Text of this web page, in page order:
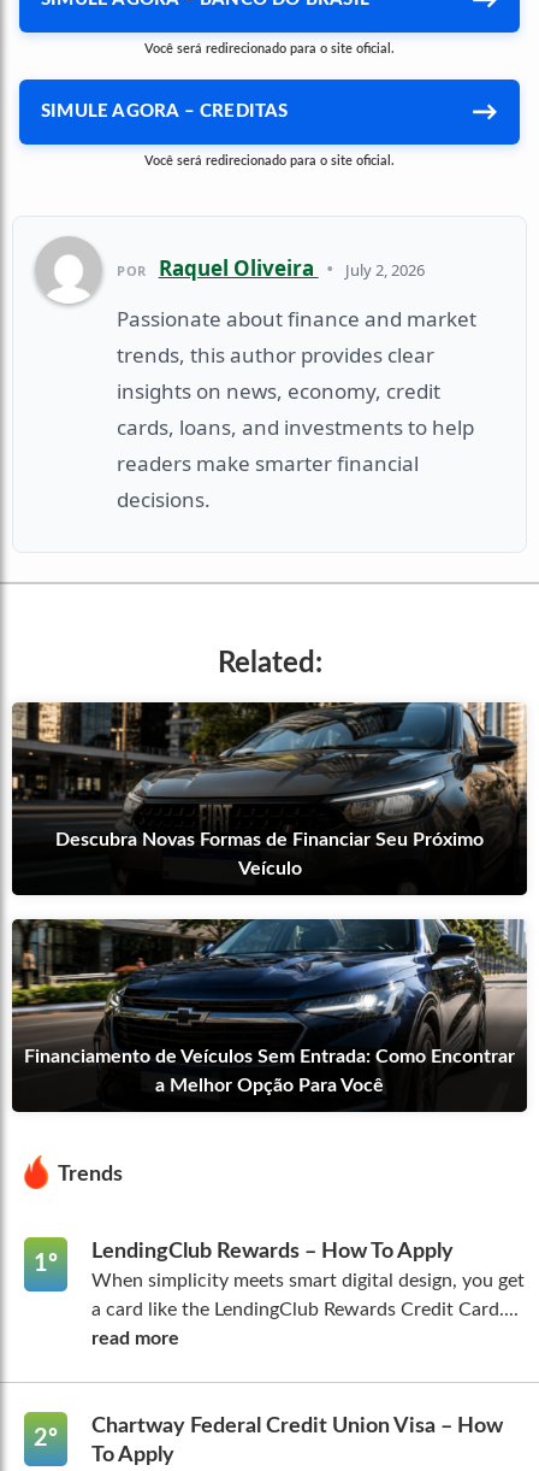
Você será redirecionado para o site oficial.
SIMULE AGORA – CREDITAS →
Você será redirecionado para o site oficial.
POR Raquel Oliveira • July 2, 2026
Passionate about finance and market
trends, this author provides clear
insights on news, economy, credit
cards, loans, and investments to help
readers make smarter financial
decisions.
Related:
Descubra Novas Formas de Financiar Seu Próximo
Veículo
Financiamento de Veículos Sem Entrada: Como Encontrar
a Melhor Opção Para Você
Trends
1º
LendingClub Rewards – How To Apply
When simplicity meets smart digital design, you get
a card like the LendingClub Rewards Credit Card....
read more
2º
Chartway Federal Credit Union Visa – How
To Apply